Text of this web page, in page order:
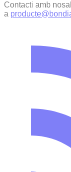
Contacti amb
a